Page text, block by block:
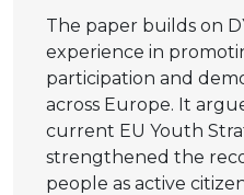
The paper builds on
experience in
participation and
across Europe. It
current EU Youth
strengthened the
people as active